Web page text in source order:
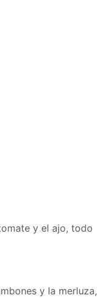
y el ajo, todo
y la merluza,